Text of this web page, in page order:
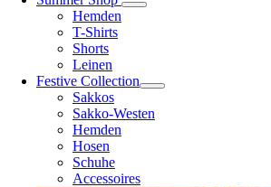
Hemden
T-Shirts
Shorts
Leinen
Festive Collection
Sakkos
Sakko-Westen
Hemden
Hosen
Schuhe
Accessoires